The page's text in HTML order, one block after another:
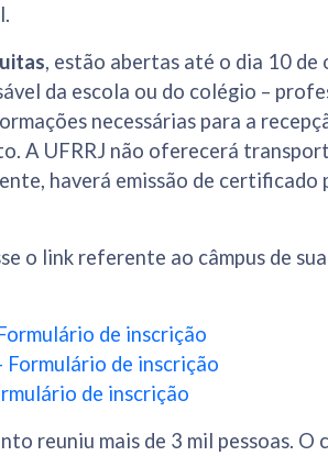
, estão abertas até o dia 10
da escola ou do colégio –
necessárias para a
A UFRRJ não oferecerá
haverá emissão de certificado
o link referente ao câmpus de
de inscrição
Formulário de inscrição
de inscrição
reuniu mais de 3 mil pessoas. O